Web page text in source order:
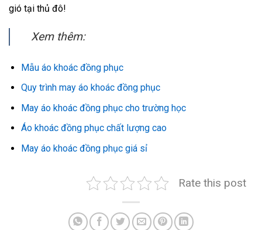
gió tại thủ đô!
Xem thêm:
Mẫu áo khoác đồng phục
Quy trình may áo khoác đồng phục
May áo khoác đồng phục cho trường học
Áo khoác đồng phục chất lượng cao
May áo khoác đồng phục giá sỉ
Rate this post